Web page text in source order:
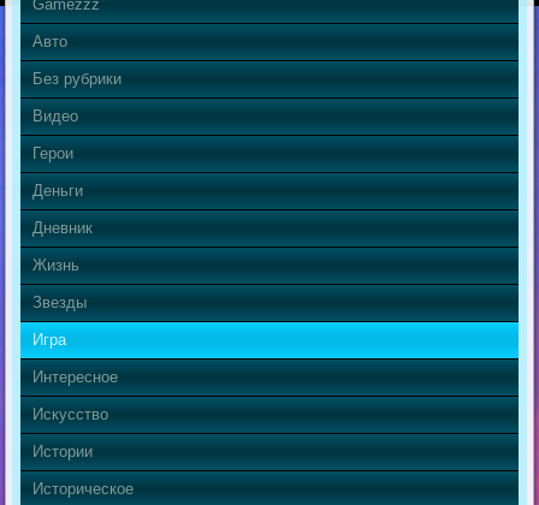
Gamezzz
Авто
Без рубрики
Видео
Герои
Деньги
Дневник
Жизнь
Звезды
Игра
Интересное
Искусство
Истории
Историческое